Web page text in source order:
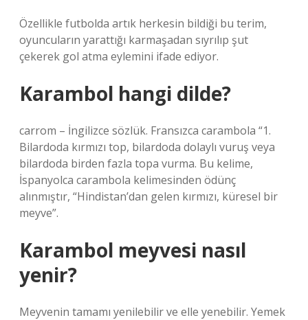
Özellikle futbolda artık herkesin bildiği bu terim,
oyuncuların yarattığı karmaşadan sıyrılıp şut
çekerek gol atma eylemini ifade ediyor.
Karambol hangi dilde?
carrom – İngilizce sözlük. Fransızca carambola “1.
Bilardoda kırmızı top, bilardoda dolaylı vuruş veya
bilardoda birden fazla topa vurma. Bu kelime,
İspanyolca carambola kelimesinden ödünç
alınmıştır, “Hindistan’dan gelen kırmızı, küresel bir
meyve”.
Karambol meyvesi nasıl
yenir?
Meyvenin tamamı yenilebilir ve elle yenebilir. Yemek